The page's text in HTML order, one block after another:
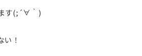
す(;´∀｀)
！